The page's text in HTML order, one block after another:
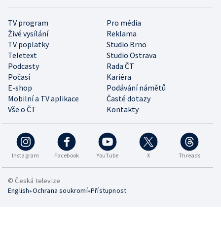
TV program
Pro média
Živé vysílání
Reklama
TV poplatky
Studio Brno
Teletext
Studio Ostrava
Podcasty
Rada ČT
Počasí
Kariéra
E-shop
Podávání námětů
Mobilní a TV aplikace
Časté dotazy
Vše o ČT
Kontakty
Instagram Facebook YouTube X Threads
© Česká televize
English•Ochrana soukromí•Přístupnost